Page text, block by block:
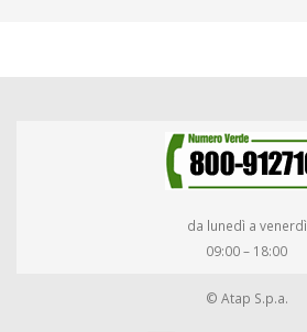
da lunedì a venerdì
09:00 – 18:00
© Atap S.p.a.